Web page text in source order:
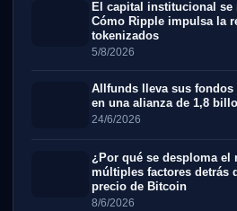
El capital institucional se
Cómo Ripple impulsa la
tokenizados
5/8/2026
Allfunds lleva sus fondos
en una alianza de 1,8
24/6/2026
¿Por qué se desploma el
múltiples factores detrás
precio de Bitcoin
8/6/2026